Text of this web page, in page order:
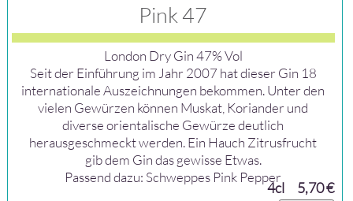
Pink 47
London Dry Gin 47% Vol
Seit der Einführung im Jahr 2007 hat dieser Gin 18
internationale Auszeichnungen bekommen. Unter den
vielen Gewürzen können Muskat, Koriander und
diverse orientalische Gewürze deutlich
herausgeschmeckt werden. Ein Hauch Zitrusfrucht
gib dem Gin das gewisse Etwas.
Passend dazu: Schweppes Pink Pepper
4cl 5,70 €